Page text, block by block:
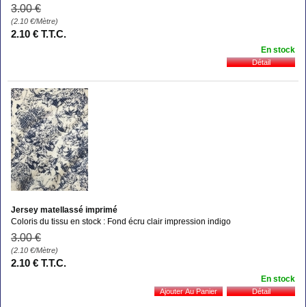
3.00 €
(2.10 €/Mètre)
2.10 € T.T.C.
En stock
Jersey matellassé imprimé
Coloris du tissu en stock : Fond écru clair impression indigo
3.00 €
(2.10 €/Mètre)
2.10 € T.T.C.
En stock